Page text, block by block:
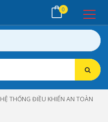
0
HỆ THỐNG ĐIỀU KHIỂN AN TOÀN